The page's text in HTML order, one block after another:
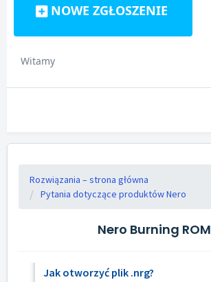
NOWE ZGŁOSZENIE
Witamy
Rozwiązania – strona główna
Pytania dotyczące produktów Nero
Nero Burning ROM
Jak otworzyć plik .nrg?